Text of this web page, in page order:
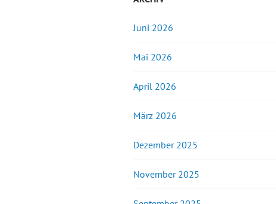
Juni 2026
Mai 2026
April 2026
März 2026
Dezember 2025
November 2025